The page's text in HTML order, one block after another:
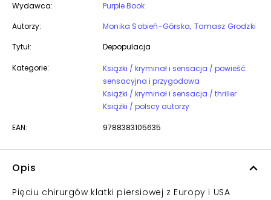
Wydawca:
Purple Book
Autorzy:
Monika Sobień-Górska Tomasz Grodzki
Tytuł:
Depopulacja
Kategorie:
Książki / kryminał i sensacja / powieść
sensacyjna i przygodowa
Książki / kryminał i sensacja / thriller
Książki / polscy autorzy
EAN: 9788383105635
Opis
Pięciu chirurgów klatki piersiowej z Europy i USA